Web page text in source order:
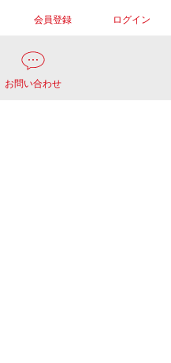
会員登録 ログイン
お問い合わせ